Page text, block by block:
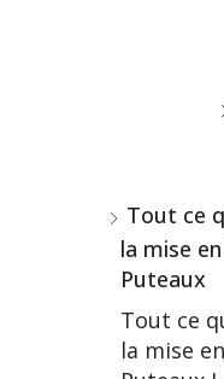
Tout ce
la mise
Puteaux
Tout ce
la mise